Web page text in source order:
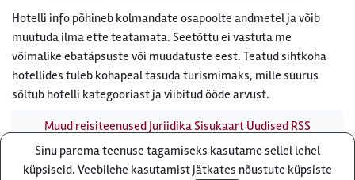
Hotelli info põhineb kolmandate osapoolte andmetel ja võib
muutuda ilma ette teatamata. Seetõttu ei vastuta me
võimalike ebatäpsuste või muudatuste eest. Teatud sihtkoha
hotellides tuleb kohapeal tasuda turismimaks, mille suurus
sõltub hotelli kategooriast ja viibitud ööde arvust.
Küsi pakkumist
Muud reisiteenused JuriidikaSisukaart Uudised RSS
uudisvoogFirmast ÄrikliendileOtsi infot meie saidist
Reisibüroo Reisiekspert, Roosikrantsi 8B Tallinn, Eesti - e-
Sinu parema teenuse tagamiseks kasutame sellel lehel
küpsiseid. Veebilehe kasutamist jätkates nõustute küpsiste